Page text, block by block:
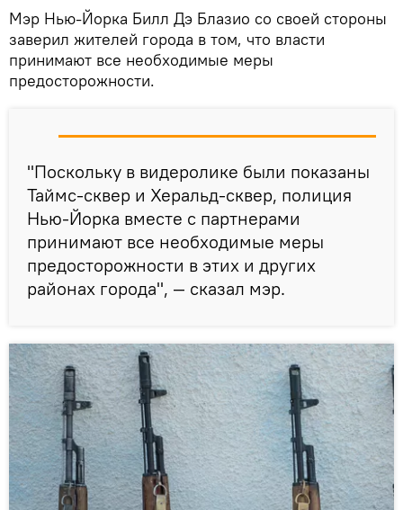
Мэр Нью-Йорка Билл Дэ Блазио со своей стороны
заверил жителей города в том, что власти
принимают все необходимые меры
предосторожности.
"Поскольку в видеролике были показаны
Таймс-сквер и Херальд-сквер, полиция
Нью-Йорка вместе с партнерами
принимают все необходимые меры
предосторожности в этих и других
районах города", — сказал мэр.